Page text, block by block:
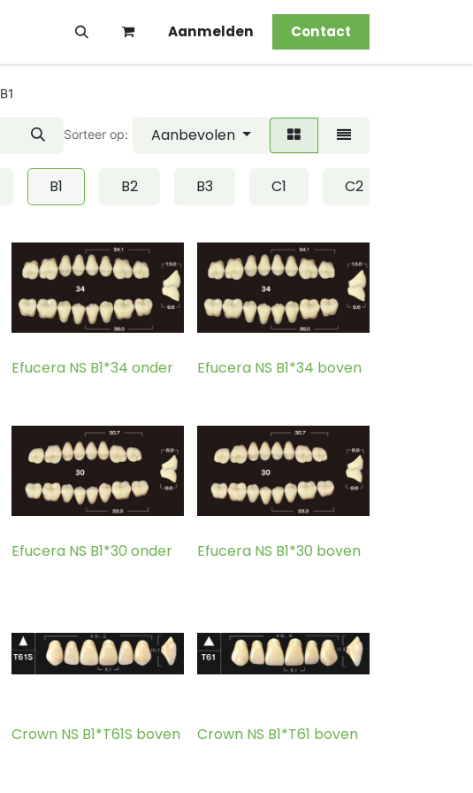
Aanmelden Contact
B1
Sorteer op: Aanbevolen
B1 B2 B3 C1 C2
Efucera NS B1*34 onder Efucera NS B1*34 boven
Efucera NS B1*30 onder Efucera NS B1*30 boven
Crown NS B1*T61S boven Crown NS B1*T61 boven